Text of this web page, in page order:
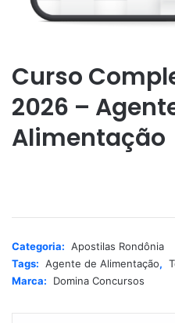
Curso
2026 –
Alimentação
r
t
Categoria: Apostilas Rondônia
Tags: Agente de Alimentação,
Marca:
Domina Concursos